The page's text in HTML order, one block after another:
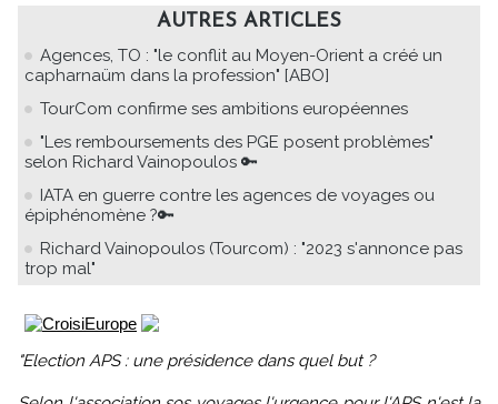
AUTRES ARTICLES
Agences, TO : "le conflit au Moyen-Orient a créé un
capharnaüm dans la profession" [ABO]
TourCom confirme ses ambitions européennes
"Les remboursements des PGE posent problèmes"
selon Richard Vainopoulos 🔑
IATA en guerre contre les agences de voyages ou
épiphénomène ?🔑
Richard Vainopoulos (Tourcom) : "2023 s'annonce pas
trop mal"
"Election APS : une présidence dans quel but ?